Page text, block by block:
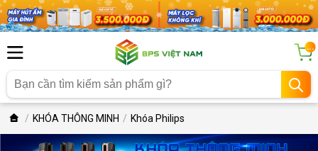
...
KHÓA THÔNG MINH Khóa Philips